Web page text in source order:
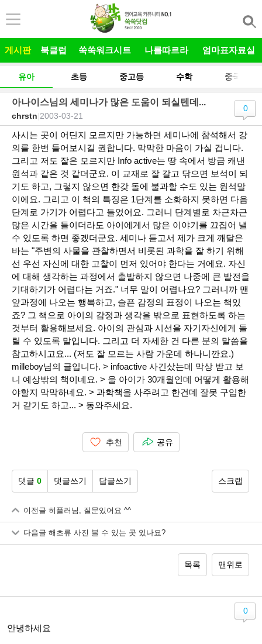
게시판 북클럽 쑥쑥워크시트 나를따르라 엄마표자료실
유아 초등 중고등 수학 중국어
아나이스님의 세미나가 많은 도움이 되실텐데...
chrstn 2003-03-21
0
사시는 곳이 어딘지 모르지만 가능하면 세미나에 참석해서 강
의를 한번 들어보시길 권합니다. 막막한 마음이 가실 겁니다.
그리고 저도 잘은 모르지만 Info active는 땅 속에서 방금 캐낸
원석과 같은 것 같더군요. 이 교재로 잘 갈고 닦으면 보석이 되
기도 하고, 그렇지 않으면 한갖 돌에 불과할 수도 있는 원석말
이에요. 그리고 이 책의 특징은 1단계를 소화하지 못하면 다음
단계로 가기가 어렵다고 들었어요. 그러니 단계별로 차근차근
많은 시간을 들이더라도 아이에게서 많은 이야기를 끄집어 낼
수 있도록 하면 좋겠더군요. 세미나 듣고서 제가 크게 깨달은
바는 "주변의 사물을 관찰하면서 비롯된 과학을 잘 하기 위해
선 우선 자신에 대한 고찰이 먼저 있어야 한다는 거에요. 자신
에 대해 생각하는 과정에서 출발하지 않으면 나중에 큰 발전을
기대하기가 어렵다는 거죠." 너무 말이 어렵나요? 그러니까 맨
앞과정에 나오는 행복하고, 슬픈 감정의 표정이 나오는 책있
죠? 그 책으로 아이의 감정과 생각을 밖으로 표현하도록 하는
것부터 활용해보세요. 아이의 관심과 시선을 자기자신에게 돌
릴 수 있도록 말입니다. 그리고 더 자세한 건 다른 분의 말씀을
참고하시고요... (저도 잘 모르는 사람 가운데 하나니깐요.)
milleboy님의 글입니다. > infoactive 사긴샀는데 막상 받고 보
니 예상밖의 책이네요. > 울 아이가 30개월인데 어떻게 활용해
야할지 막막하네요. > 과학책을 사주려고 한건데 잘못 구입한
거 같기도 하고... > 동와주세요.
추천 공유
댓글 0 댓글쓰기 답글쓰기 스크랩
이전글 히플러님, 질문있어요 ^^
다음글 해초류 사진 볼 수 있는 곳 있나요?
목록 맨위로
안녕하세요
0